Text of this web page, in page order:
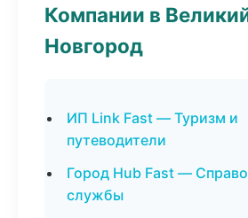
Компании в
Новгород
ИП Link Fast — Туризм и
путеводители
Город Hub Fast —
службы